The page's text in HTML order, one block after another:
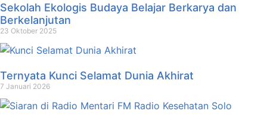
Sekolah Ekologis Budaya Belajar Berkarya dan
Berkelanjutan
23 Oktober 2025
Ternyata Kunci Selamat Dunia Akhirat
7 Januari 2026